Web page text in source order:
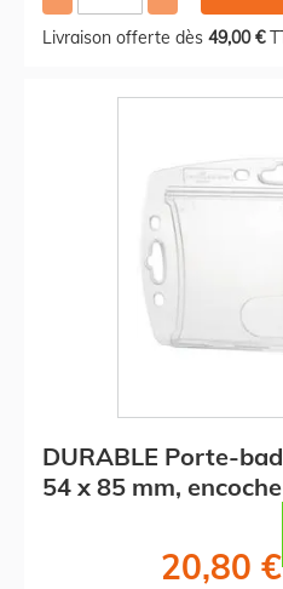
Livraison offerte dès 49,00 €
DURABLE Porte-
54 x 85 mm, encoche
20,80 €